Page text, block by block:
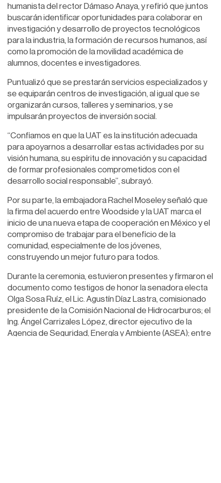
humanista del rector Dámaso Anaya, y refirió que juntos
buscarán identificar oportunidades para colaborar en
investigación y desarrollo de proyectos tecnológicos
para la industria, la formación de recursos humanos, así
como la promoción de la movilidad académica de
alumnos, docentes e investigadores.
Puntualizó que se prestarán servicios especializados y
se equiparán centros de investigación, al igual que se
organizarán cursos, talleres y seminarios, y se
impulsarán proyectos de inversión social.
“Confiamos en que la UAT es la institución adecuada
para apoyarnos a desarrollar estas actividades por su
visión humana, su espíritu de innovación y su capacidad
de formar profesionales comprometidos con el
desarrollo social responsable”, subrayó.
Por su parte, la embajadora Rachel Moseley señaló que
la firma del acuerdo entre Woodside y la UAT marca el
inicio de una nueva etapa de cooperación en México y el
compromiso de trabajar para el beneficio de la
comunidad, especialmente de los jóvenes,
construyendo un mejor futuro para todos.
Durante la ceremonia, estuvieron presentes y firmaron el
documento como testigos de honor la senadora electa
Olga Sosa Ruíz, el Lic. Agustín Díaz Lastra, comisionado
presidente de la Comisión Nacional de Hidrocarburos; el
Ing. Ángel Carrizales López, director ejecutivo de la
Agencia de Seguridad, Energía y Ambiente (ASEA); entre